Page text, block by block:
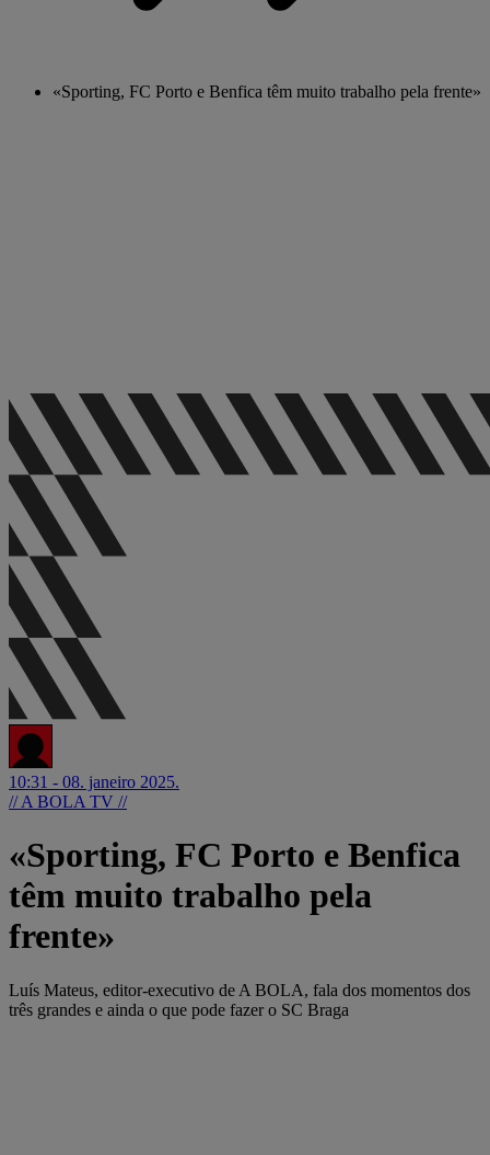
«Sporting, FC Porto e Benfica têm muito trabalho pela frente»
10:31 - 08. janeiro 2025.
// A BOLA TV //
«Sporting, FC Porto e Benfica
têm muito trabalho pela
frente»
Luís Mateus, editor-executivo de A BOLA, fala dos momentos dos
três grandes e ainda o que pode fazer o SC Braga